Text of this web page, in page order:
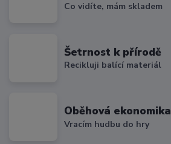
Co vidíte, mám skladem
Šetrnost k přírodě
Recikluji balící materiál
Oběhová ekonomika
Vracím hudbu do hry